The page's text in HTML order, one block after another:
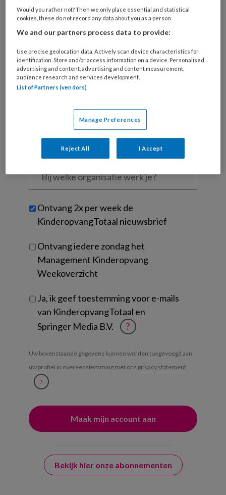
Al een account of abonnement?Log dan in
is
je
e-
mailadres?
Kies
*
welke
je?
Untitled
Ontvang 2x per week de
KinderopvangTotaal nieuwsbrief
Ontvang iedere zondag het
Management Kinderopvang
Weekoverzicht
Ja, ik geef toestemming voor e-mails
van KinderopvangTotaal en
Springer Media B.V.
?
Uw bovenstaande gegevens kunnen worden toegevoegd aan
uw profiel in overeenstemming met ons privacy statement.
?
Bekijk hier onze abonnementen
Would you rather not? Then we only place essential and statistical
cookies, these do not record any data about you as a person
We and our partners process data to provide:
Use precise geolocation data. Actively scan device characteristics for
identification. Store and/or access information on a device. Personalised
advertising and content, advertising and content measurement,
audience research and services development.
List of Partners (vendors)
Manage Preferences
Reject All I Accept